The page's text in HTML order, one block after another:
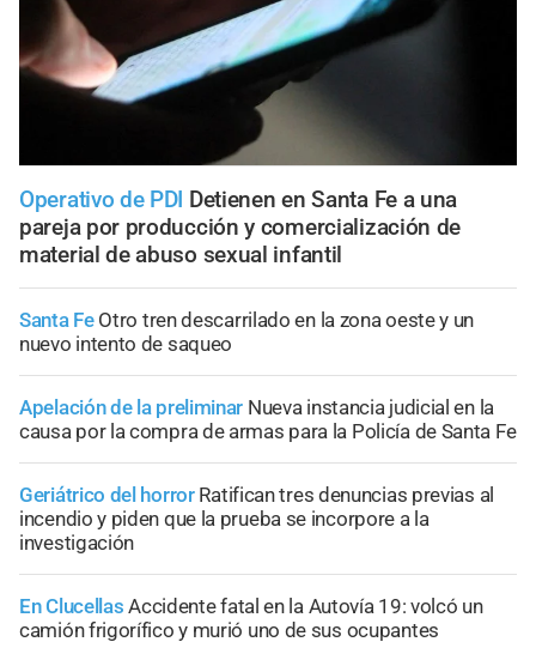
Operativo de PDI Detienen en Santa Fe a una
pareja por producción y comercialización de
material de abuso sexual infantil
Santa Fe Otro tren descarrilado en la zona oeste y un
nuevo intento de saqueo
Apelación de la preliminar Nueva instancia judicial en la
causa por la compra de armas para la Policía de Santa Fe
Geriátrico del horror Ratifican tres denuncias previas al
incendio y piden que la prueba se incorpore a la
investigación
En Clucellas Accidente fatal en la Autovía 19: volcó un
camión frigorífico y murió uno de sus ocupantes